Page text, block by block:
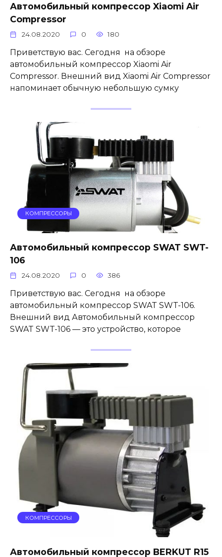
Автомобильный компрессор Xiaomi Air
Compressor
24.08.2020 0 180
Приветствую вас. Сегодня на обзоре
автомобильный компрессор Xiaomi Air
Compressor. Внешний вид Xiaomi Air Compressor
напоминает обычную небольшую сумку
КОМПРЕССОРЫ
Автомобильный компрессор SWAT SWT-
106
24.08.2020 0 386
Приветствую вас. Сегодня на обзоре
автомобильный компрессор SWAT SWT-106.
Внешний вид Автомобильный компрессор
SWAT SWT-106 — это устройство, которое
КОМПРЕССОРЫ
Автомобильный компрессор BERKUT R15